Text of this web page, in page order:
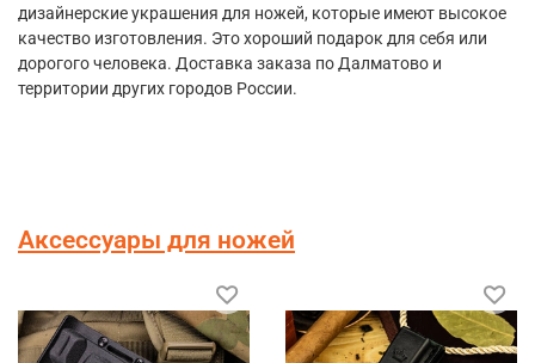
дизайнерские украшения для ножей, которые имеют высокое
качество изготовления. Это хороший подарок для себя или
дорогого человека. Доставка заказа по Далматово и
территории других городов России.
Аксессуары для ножей